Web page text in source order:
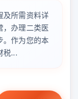
及所需资料详
，办理二类医
。作为您的本
税...